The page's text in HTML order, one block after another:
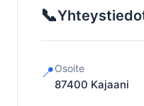
📞
📍Osoite
87400 Kajaani